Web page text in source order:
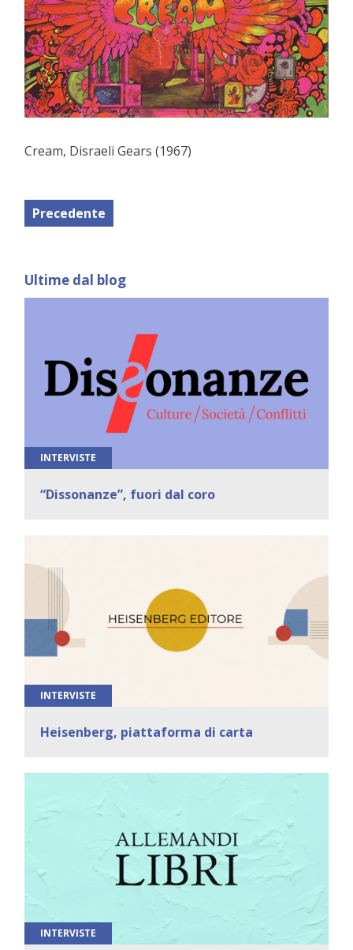
Cream, Disraeli Gears (1967)
Precedente
Ultime dal blog
INTERVISTE
“Dissonanze”, fuori dal coro
INTERVISTE
Heisenberg, piattaforma di carta
INTERVISTE